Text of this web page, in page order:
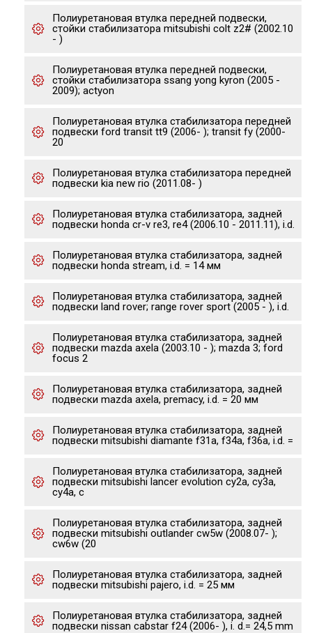
Полиуретановая втулка передней подвески,
стойки стабилизатора mitsubishi colt z2# (2002.10
- )
Полиуретановая втулка передней подвески,
стойки стабилизатора ssang yong kyron (2005 -
2009); actyon
Полиуретановая втулка стабилизатора передней
подвески ford transit tt9 (2006- ); transit fy (2000-
20
Полиуретановая втулка стабилизатора передней
подвески kia new rio (2011.08- )
Полиуретановая втулка стабилизатора, задней
подвески honda cr-v re3, re4 (2006.10 - 2011.11), i.d.
Полиуретановая втулка стабилизатора, задней
подвески honda stream, i.d. = 14 мм
Полиуретановая втулка стабилизатора, задней
подвески land rover; range rover sport (2005 - ), i.d.
Полиуретановая втулка стабилизатора, задней
подвески mazda axela (2003.10 - ); mazda 3; ford
focus 2
Полиуретановая втулка стабилизатора, задней
подвески mazda axela, premacy, i.d. = 20 мм
Полиуретановая втулка стабилизатора, задней
подвески mitsubishi diamante f31a, f34a, f36a, i.d. =
Полиуретановая втулка стабилизатора, задней
подвески mitsubishi lancer evolution cy2a, cy3a,
cy4a, c
Полиуретановая втулка стабилизатора, задней
подвески mitsubishi outlander cw5w (2008.07- );
cw6w (20
Полиуретановая втулка стабилизатора, задней
подвески mitsubishi pajero, i.d. = 25 мм
Полиуретановая втулка стабилизатора, задней
подвески nissan cabstar f24 (2006- ), i. d.= 24,5 mm